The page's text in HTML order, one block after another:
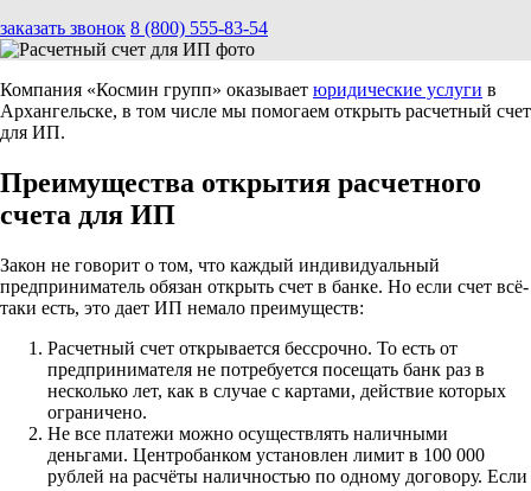
заказать звонок 8 (800) 555-83-54
Компания «Космин групп» оказывает юридические услуги в
Архангельске, в том числе мы помогаем открыть расчетный счет
для ИП.
Преимущества открытия расчетного
счета для ИП
Закон не говорит о том, что каждый индивидуальный
предприниматель обязан открыть счет в банке. Но если счет всё-
таки есть, это дает ИП немало преимуществ:
Расчетный счет открывается бессрочно. То есть от
предпринимателя не потребуется посещать банк раз в
несколько лет, как в случае с картами, действие которых
ограничено.
Не все платежи можно осуществлять наличными
деньгами. Центробанком установлен лимит в 100 000
рублей на расчёты наличностью по одному договору. Если